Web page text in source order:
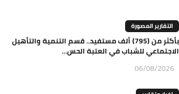
التقارير المصورة
بأكثر من (795) ألف مستفيد.. قسم التنمية والتأهيل
الاجتماعي للشباب في العتبة الحس...
06/08/2026